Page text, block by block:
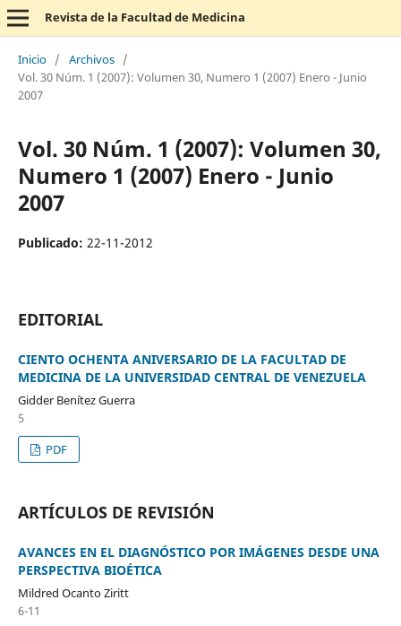
Revista de la Facultad de Medicina
Inicio / Archivos /
Vol. 30 Núm. 1 (2007): Volumen 30, Numero 1 (2007) Enero - Junio
2007
Vol. 30 Núm. 1 (2007): Volumen 30,
Numero 1 (2007) Enero - Junio
2007
Publicado: 22-11-2012
EDITORIAL
CIENTO OCHENTA ANIVERSARIO DE LA FACULTAD DE
MEDICINA DE LA UNIVERSIDAD CENTRAL DE VENEZUELA
Gidder Benítez Guerra
5
PDF
ARTÍCULOS DE REVISIÓN
AVANCES EN EL DIAGNÓSTICO POR IMÁGENES DESDE UNA
PERSPECTIVA BIOÉTICA
Mildred Ocanto Ziritt
6-11